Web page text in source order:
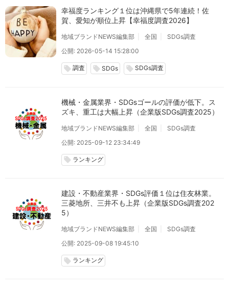
幸福度ランキング１位は沖縄県で5年連続！佐
賀、愛知が順位上昇【幸福度調査2026】
地域ブランドNEWS編集部 全国
SDGs調査
公開: 2026-05-14 15:28:00
local_offer 調査 local_offer SDGs local_offer SDGs調査
機械・金属業界・SDGsゴールの評価が低下。ス
ズキ、重工は大幅上昇（企業版SDGs調査2025）
地域ブランドNEWS編集部 全国
SDGs調査
公開: 2025-09-12 23:34:49
local_offer ランキング
建設・不動産業界・SDGs評価１位は住友林業。
三菱地所、三井不も上昇（企業版SDGs調査202
5）
地域ブランドNEWS編集部 全国
SDGs調査
公開: 2025-09-08 19:45:10
local_offer ランキング